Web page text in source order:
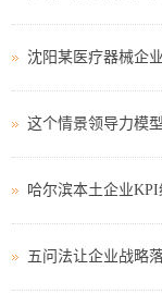
沈阳某医疗器械企
这个情景领导力模
哈尔滨本土企业
五问法让企业战略